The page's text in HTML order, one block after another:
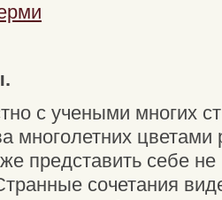
с учеными многих
многолетних
представить себе
сочетания